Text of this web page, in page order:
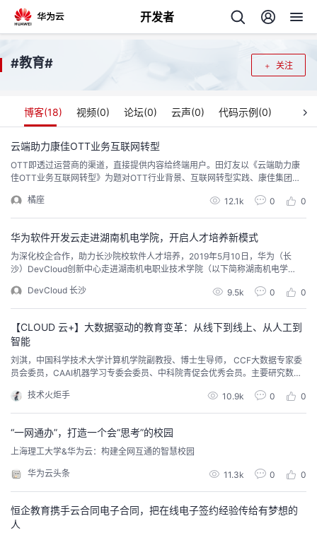
开发者
返
回
个
人
主
页
我
的
开
发
者
我
客
论
坛
的
圈
我
的
我
关注
#教育#
博客(18) 视频(0) 论坛(0) 云声(0) 代码示例(0)
云端助力康佳OTT业务互联网转型
OTT即透过运营商的渠道，直接提供内容给终端用户。田灯友以《云端助力康
佳OTT业务互联网转型》为题对OTT行业背景、互联网转型实践、康佳集团、
态这个过程中能够与华为云进一步合作。
橘座 12.1k 0 0
华为软件开发云走进湖南机电学院，开启人才培养新模式
为深化校企合作，助力长沙院校软件人才培养，2019年5月10日，华为（长
沙）DevCloud创新中心走进湖南机电职业技术学院（以下简称湖南机电学
开课。此次活动吸引了160多名师生参加，华为资深解决方案专家和现场的师生
进行了精彩的分享与交流。
DevCloud 长沙 9.5k 0 0
【CLOUD 云+】大数据驱动的教育变革：从线下到线上、从人工到
智能
刘淇，中国科学技术大学计算机学院副教授、博士生导师， CCF大数据专家委
员会委员，CAAI机器学习专委会委员、中科院青促会优秀会员。主要研究数据
变革往往会伴随着教育发展的重大变化。当下时代，随着人类社会信息化进程
的不断深入，教育教学方式从依赖于黑板和纸笔的经验模仿教学范式逐渐转变
技术火炬手 10.9k 0 0
“一网通办”，打造一个会“思考”的校园
上海理工大学&华为云：构建全网互通的智慧校园
华为云头条 11.3k 0 0
恒企教育携手云合同电子合同，把在线电子签约经验传给有梦想的
人